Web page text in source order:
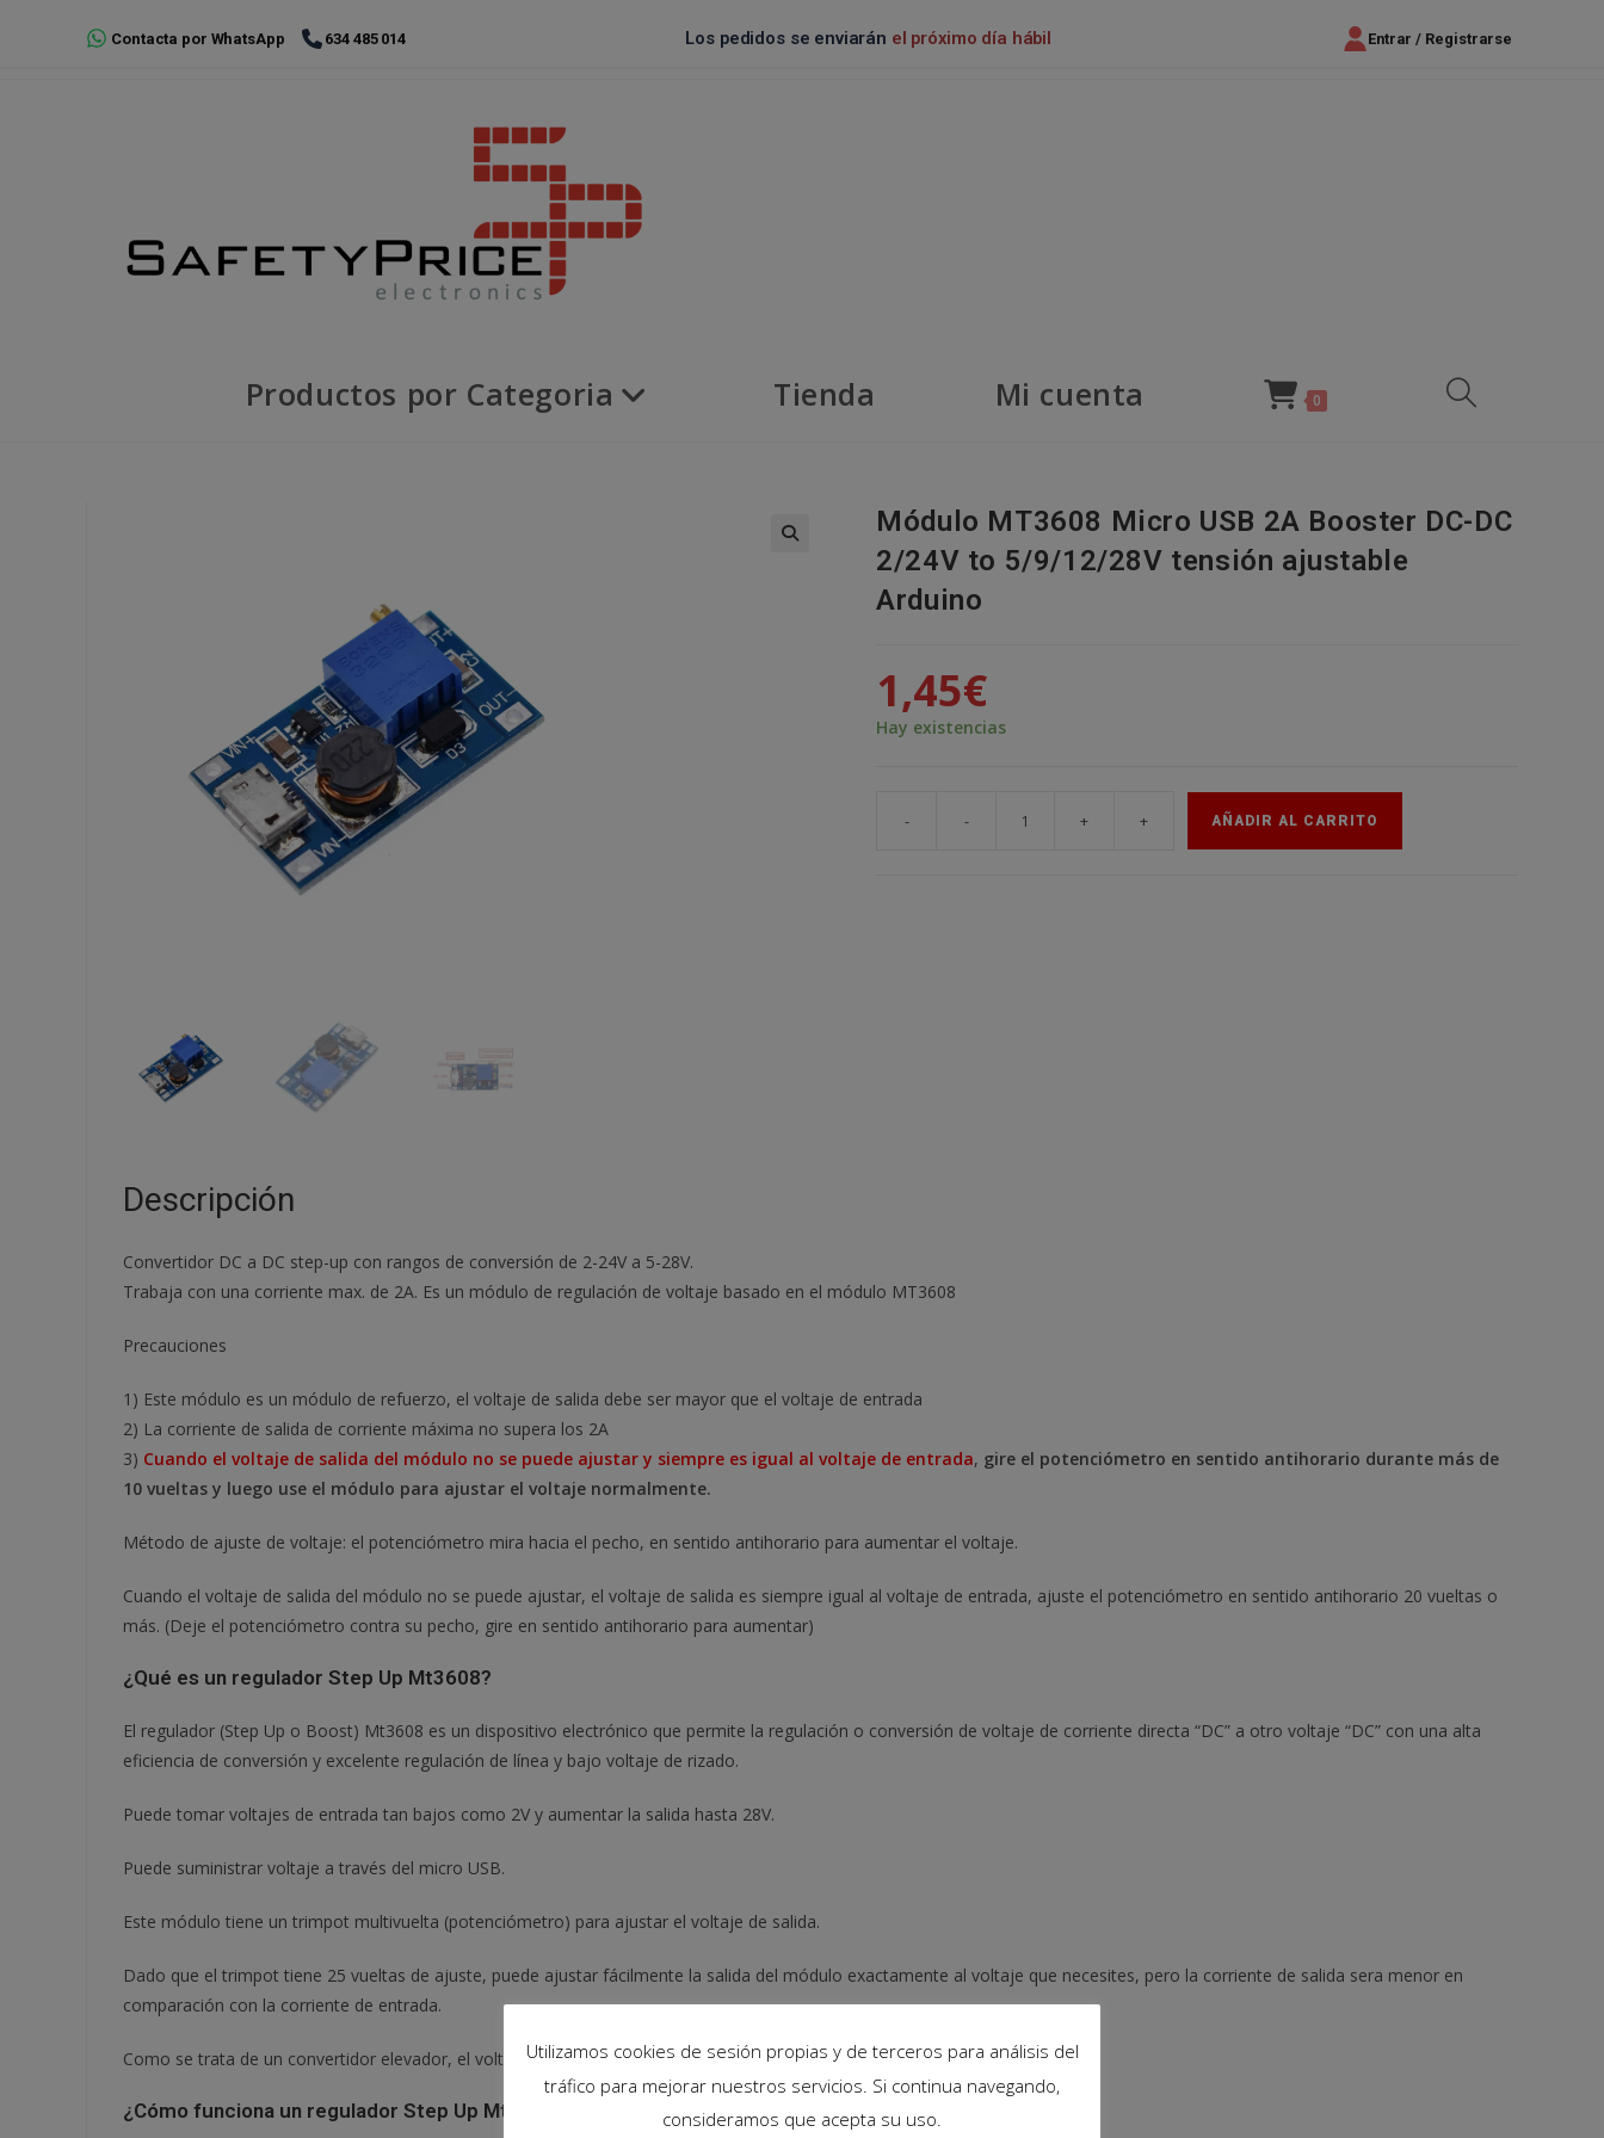
Contacta por WhatsApp 634 485 014 Los pedidos se enviarán el próximo día hábil Entrar / Registrarse
Productos por Categoria Tienda Mi cuenta 0 Alternar
Módulo MT3608 Micro USB 2A Booster DC-DC
2/24V to 5/9/12/28V tensión ajustable
Arduino
1,45€
Hay existencias
- - + + AÑADIR AL CARRITO
Descripción
Convertidor DC a DC step-up con rangos de conversión de 2-24V a 5-28V.
Trabaja con una corriente max. de 2A. Es un módulo de regulación de voltaje basado en el módulo MT3608
Precauciones
1) Este módulo es un módulo de refuerzo, el voltaje de salida debe ser mayor que el voltaje de entrada
2) La corriente de salida de corriente máxima no supera los 2A
3) Cuando el voltaje de salida del módulo no se puede ajustar y siempre es igual al voltaje de entrada, gire el potenciómetro en sentido antihorario durante más de
10 vueltas y luego use el módulo para ajustar el voltaje normalmente.
Método de ajuste de voltaje: el potenciómetro mira hacia el pecho, en sentido antihorario para aumentar el voltaje.
Cuando el voltaje de salida del módulo no se puede ajustar, el voltaje de salida es siempre igual al voltaje de entrada, ajuste el potenciómetro en sentido antihorario 20 vueltas o
más. (Deje el potenciómetro contra su pecho, gire en sentido antihorario para aumentar)
¿Qué es un regulador Step Up Mt3608?
El regulador (Step Up o Boost) Mt3608 es un dispositivo electrónico que permite la regulación o conversión de voltaje de corriente directa “DC” a otro voltaje “DC” con una alta
eficiencia de conversión y excelente regulación de línea y bajo voltaje de rizado.
Puede tomar voltajes de entrada tan bajos como 2V y aumentar la salida hasta 28V.
Puede suministrar voltaje a través del micro USB.
Este módulo tiene un trimpot multivuelta (potenciómetro) para ajustar el voltaje de salida.
Dado que el trimpot tiene 25 vueltas de ajuste, puede ajustar fácilmente la salida del módulo exactamente al voltaje que necesites, pero la corriente de salida sera menor en
comparación con la corriente de entrada.
Como se trata de un convertidor elevador, el voltaje de salida debe ser mayor que el voltaje de entrada suministrado.
¿Cómo funciona un regulador Step Up Mt3608?
Utilizamos cookies de sesión propias y de terceros para análisis del
tráfico para mejorar nuestros servicios. Si continua navegando,
consideramos que acepta su uso.